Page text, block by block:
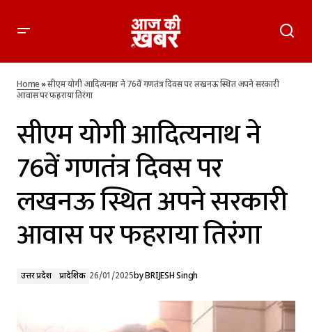
सरकारी आवास पर फहराया तिरंगा
Home»सीएम योगी आदित्यनाथ ने 76वें गणतंत्र दिवस पर लखनऊ स्थित अपने सरकारी
आवास पर फहराया तिरंगा
सीएम योगी आदित्यनाथ ने
76वें गणतंत्र दिवस पर
लखनऊ स्थित अपने सरकारी
आवास पर फहराया तिरंगा
उत्तर प्रदेश प्रादेशिक 26/01/2025byBRIJESH Singh